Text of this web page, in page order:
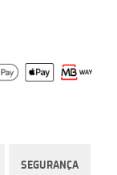
SEGURANÇA